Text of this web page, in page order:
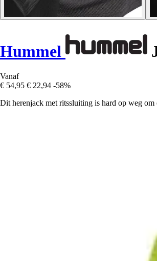
Hummel
Vanaf
€ 54,95 € 22,94 -58%
Dit herenjack met ritssluiting is hard op weg